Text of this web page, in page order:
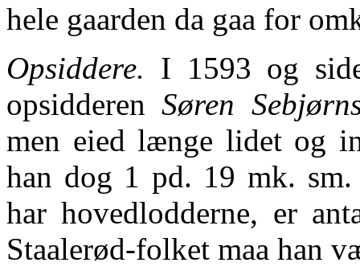
hele gaarden da gaa for
Opsiddere. I 1593 og
opsidderenSøren
men eied længe lidet og
han dog 1 pd. 19 mk.
har hovedlodderne, er
Staalerød-folket maa han